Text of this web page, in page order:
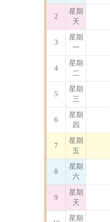
2
星期
天
3
星期
一
4
星期
二
5
星期
三
6
星期
四
7
星期
五
8
星期
六
9
星期
天
星期